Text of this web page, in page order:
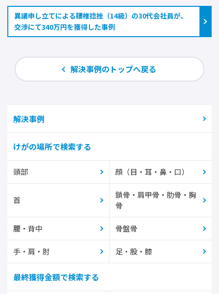
異議申し立てによる腰椎捻挫（14級）の30代会社員が、
交渉にて340万円を獲得した事例
解決事例のトップへ戻る
解決事例
けがの場所で検索する
頭部 顔（目・耳・鼻・口）
首
鎖骨・肩甲骨・肋骨・胸
骨
腰・背中 骨盤骨
手・肩・肘 足・股・膝
最終獲得金額で検索する